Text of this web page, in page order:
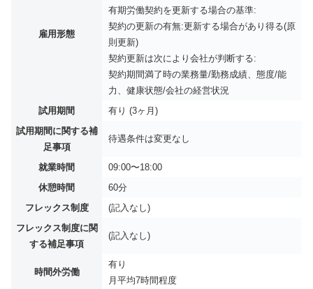
雇用形態
有期労働契約を更新する場合の基準:
契約の更新の有無:更新する場合があり得る(原
則更新)
契約更新は次により会社が判断する:
契約期間満了時の業務量/勤務成績、態度/能
力、健康状態/会社の経営状況
試用期間
有り (3ヶ月)
試用期間に関する補
足事項
待遇条件は変更なし
就業時間
09:00〜18:00
休憩時間
60分
フレックス制度
(記入なし)
フレックス制度に関
する補足事項
(記入なし)
時間外労働
有り
月平均7時間程度